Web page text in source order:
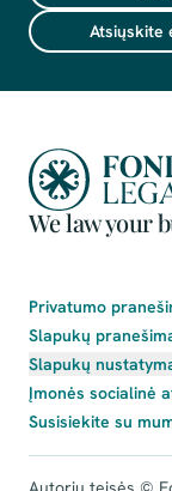
Atsiųskite
We law your
Privatumo
Slapukų
Slapukų
Įmonės socialinė
Susisiekite su